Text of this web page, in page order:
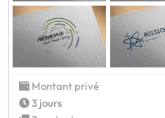
Montant privé
3 jours